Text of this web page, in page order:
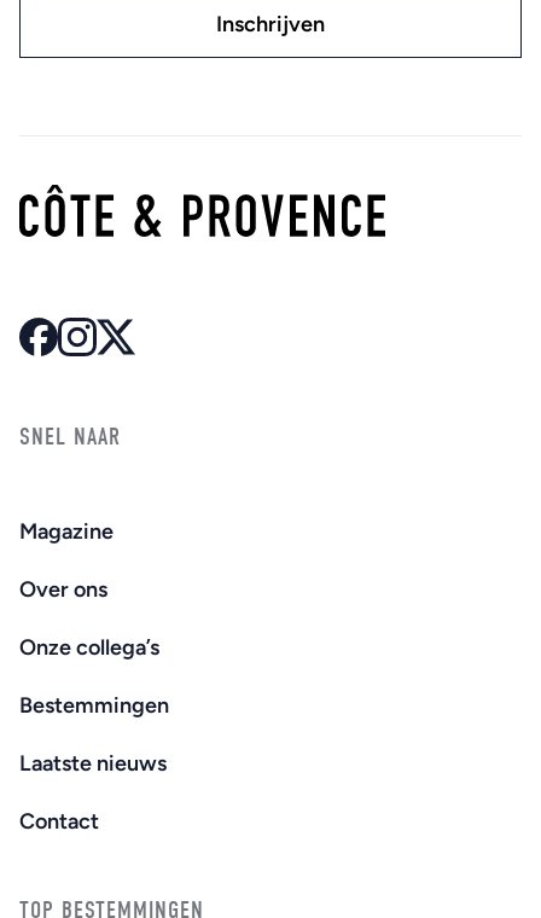
SNEL NAAR
Magazine
Over ons
Onze collega’s
Bestemmingen
Laatste nieuws
Contact
TOP BESTEMMINGEN